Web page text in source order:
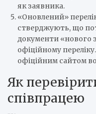
як заявника.
«Оновлений»
стверджують, що
документи «нового
офіційному
офіційним сайтом
Як
співпрацею